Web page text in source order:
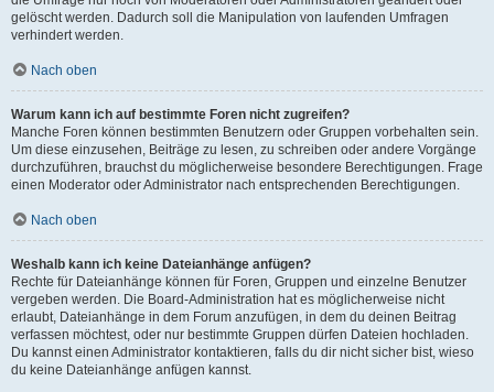
gelöscht werden. Dadurch soll die Manipulation von laufenden Umfragen
verhindert werden.
Nach oben
Warum kann ich auf bestimmte Foren nicht zugreifen?
Manche Foren können bestimmten Benutzern oder Gruppen vorbehalten sein.
Um diese einzusehen, Beiträge zu lesen, zu schreiben oder andere Vorgänge
durchzuführen, brauchst du möglicherweise besondere Berechtigungen. Frage
einen Moderator oder Administrator nach entsprechenden Berechtigungen.
Nach oben
Weshalb kann ich keine Dateianhänge anfügen?
Rechte für Dateianhänge können für Foren, Gruppen und einzelne Benutzer
vergeben werden. Die Board-Administration hat es möglicherweise nicht
erlaubt, Dateianhänge in dem Forum anzufügen, in dem du deinen Beitrag
verfassen möchtest, oder nur bestimmte Gruppen dürfen Dateien hochladen.
Du kannst einen Administrator kontaktieren, falls du dir nicht sicher bist, wieso
du keine Dateianhänge anfügen kannst.